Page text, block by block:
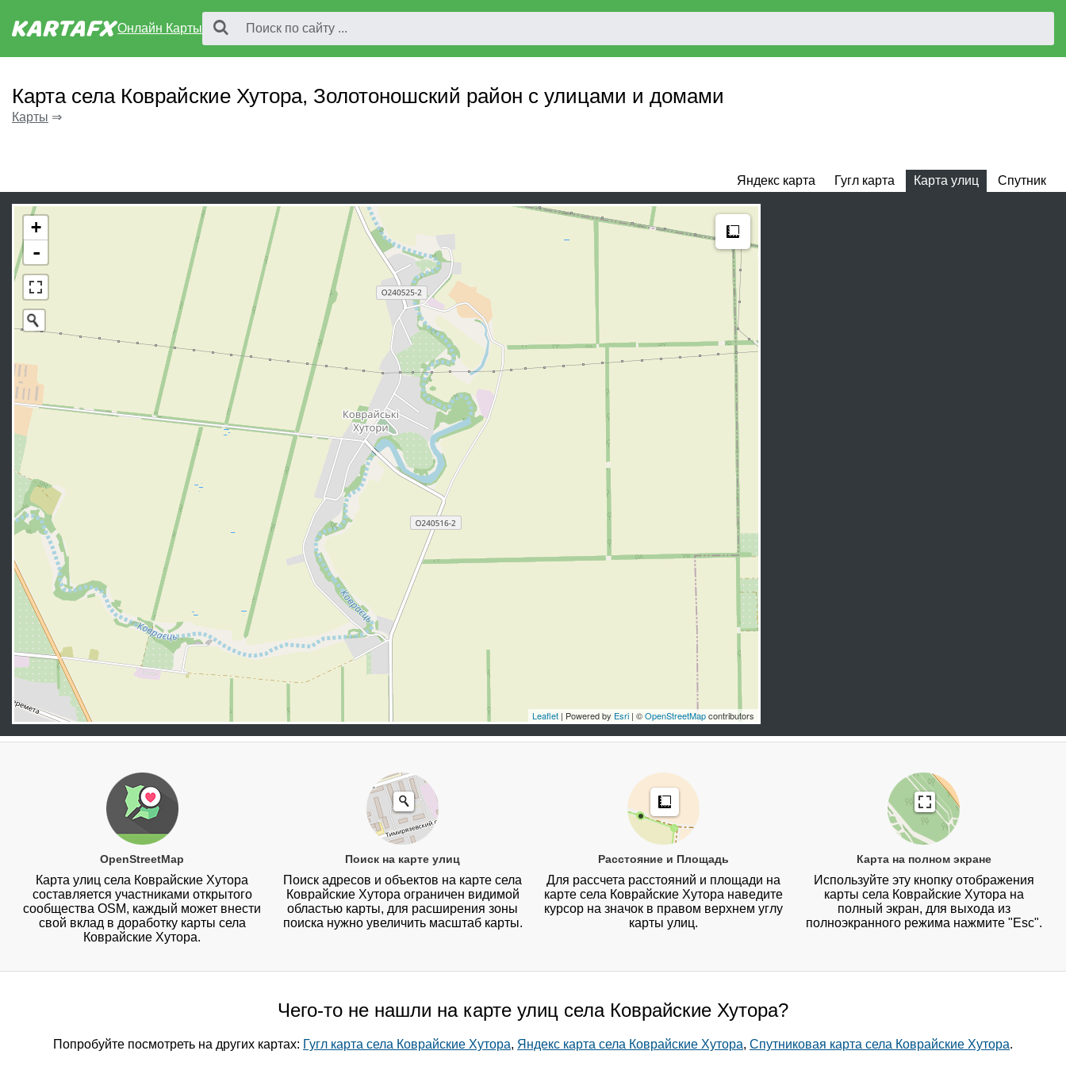
Онлайн Карты
Карта села Коврайские Хутора, Золотоношский район с улицами и домами
Карты ⇒
Яндекс карта Гугл карта Карта улиц Спутник
+
-
Leaflet | Powered by Esri | ©OpenStreetMapcontributors
OpenStreetMap
Карта улиц села Коврайские Хутора
составляется участниками открытого
сообщества OSM, каждый может внести
свой вклад в доработку карты села
Коврайские Хутора.
Поиск на карте улиц
Поиск адресов и объектов на карте села
Коврайские Хутора ограничен видимой
областью карты, для расширения зоны
поиска нужно увеличить масштаб карты.
Расстояние и Площадь
Для рассчета расстояний и площади на
карте села Коврайские Хутора наведите
курсор на значок в правом верхнем углу
карты улиц.
Карта на полном экране
Используйте эту кнопку отображения
карты села Коврайские Хутора на
полный экран, для выхода из
полноэкранного режима нажмите "Esc".
Чего-то не нашли на карте улиц села Коврайские Хутора?
Попробуйте посмотреть на других картах: Гугл карта села Коврайские Хутора, Яндекс карта села Коврайские Хутора, Спутниковая карта села Коврайские Хутора.